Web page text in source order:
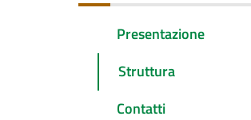
Presentazione
Struttura
Contatti